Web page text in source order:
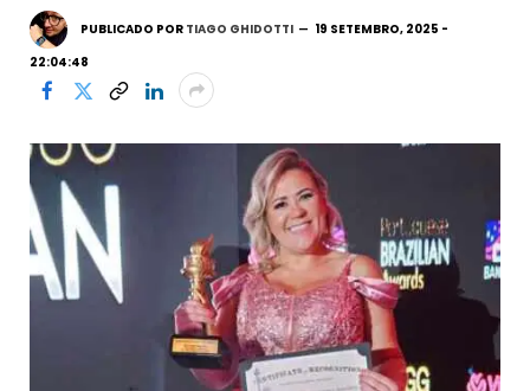
PUBLICADO POR TIAGO GHIDOTTI
19 SETEMBRO, 2025 -
22:04:48